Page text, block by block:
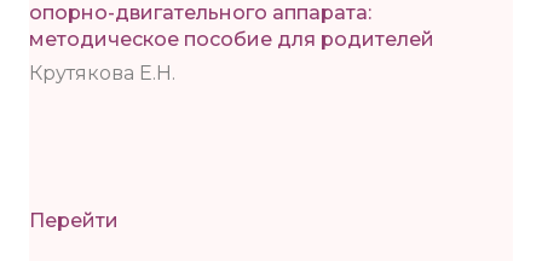
опорно-двигательного аппарата:
методическое пособие для родителей
Крутякова Е.Н.
Перейти